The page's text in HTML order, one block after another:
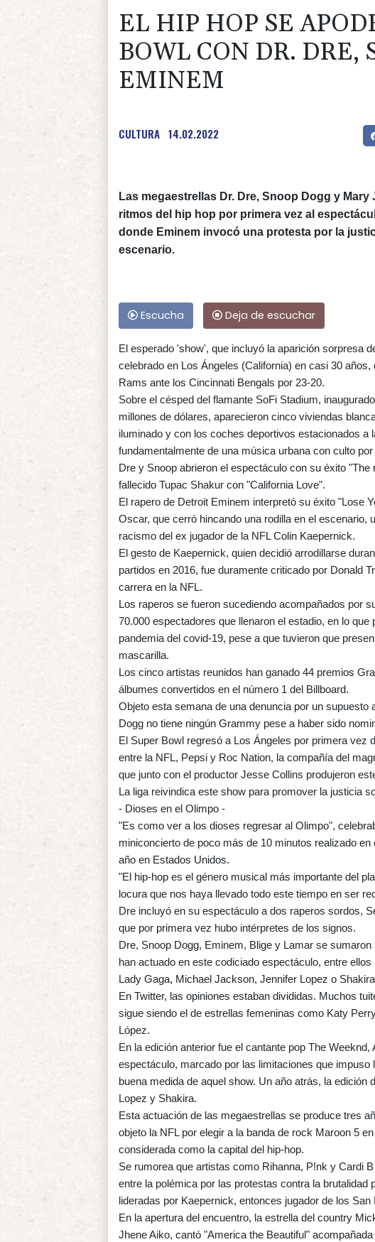
EL HIP HOP SE
BOWL CON DR. DRE,
EMINEM
CULTURA 14.02.2022
Las megaestrellas Dr. Dre, Snoop Dogg y
ritmos del hip hop por primera vez al
donde Eminem invocó una protesta por la
escenario.
Escucha Deja de escuchar
El esperado 'show', que incluyó la aparición sorpresa
celebrado en Los Ángeles (California) en casi 30
Rams ante los Cincinnati Bengals por 23-20.
Sobre el césped del flamante SoFi Stadium,
millones de dólares, aparecieron cinco viviendas
iluminado y con los coches deportivos estacionados a
fundamentalmente de una música urbana con culto por
Dre y Snoop abrieron el espectáculo con su éxito
fallecido Tupac Shakur con "California Love".
El rapero de Detroit Eminem interpretó su éxito "Lose
Oscar, que cerró hincando una rodilla en el escenario,
racismo del ex jugador de la NFL Colin Kaepernick.
El gesto de Kaepernick, quien decidió arrodillarse
partidos en 2016, fue duramente criticado por Donald
carrera en la NFL.
Los raperos se fueron sucediendo acompañados por
70.000 espectadores que llenaron el estadio, en lo
pandemia del covid-19, pese a que tuvieron que
mascarilla.
Los cinco artistas reunidos han ganado 44 premios
álbumes convertidos en el número 1 del Billboard.
Objeto esta semana de una denuncia por un
Dogg no tiene ningún Grammy pese a haber sido
El Super Bowl regresó a Los Ángeles por primera vez
entre la NFL, Pepsi y Roc Nation, la compañía del
que junto con el productor Jesse Collins produjeron
La liga reivindica este show para promover la justicia
- Dioses en el Olimpo -
"Es como ver a los dioses regresar al Olimpo",
miniconcierto de poco más de 10 minutos realizado
año en Estados Unidos.
"El hip-hop es el género musical más importante del
locura que nos haya llevado todo este tiempo en ser
Dre incluyó en su espectáculo a dos raperos sordos,
que por primera vez hubo intérpretes de los signos.
Dre, Snoop Dogg, Eminem, Blige y Lamar se
han actuado en este codiciado espectáculo, entre
Lady Gaga, Michael Jackson, Jennifer Lopez o
En Twitter, las opiniones estaban divididas. Muchos
sigue siendo el de estrellas femeninas como Katy
López.
En la edición anterior fue el cantante pop The Weeknd,
espectáculo, marcado por las limitaciones que
buena medida de aquel show. Un año atrás, la edición
Lopez y Shakira.
Esta actuación de las megaestrellas se produce tres
objeto la NFL por elegir a la banda de rock Maroon 5
considerada como la capital del hip-hop.
Se rumorea que artistas como Rihanna, P!nk y Cardi
entre la polémica por las protestas contra la
lideradas por Kaepernick, entonces jugador de los
En la apertura del encuentro, la estrella del country
Jhene Aiko, cantó "America the Beautiful" acompañada